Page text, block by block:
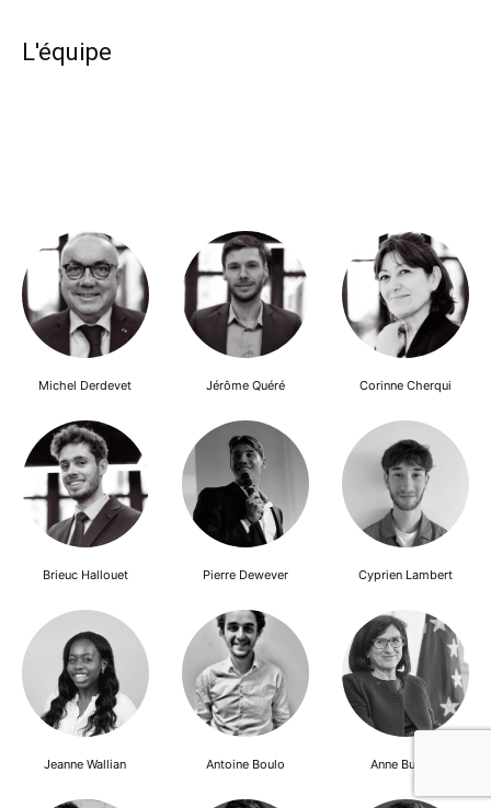
L'équipe
Michel Derdevet Jérôme Quéré Corinne Cherqui
Brieuc Hallouet Pierre Dewever Cyprien Lambert
Jeanne Wallian Antoine Boulo Anne Bucher